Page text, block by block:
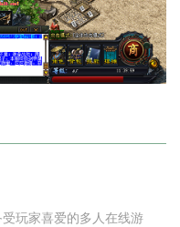
玩家喜爱的多人在线游